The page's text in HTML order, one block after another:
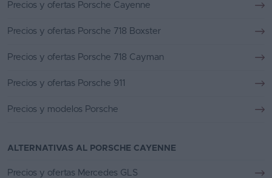
Precios y ofertas Porsche Cayenne
Precios y ofertas Porsche 718 Boxster
Precios y ofertas Porsche 718 Cayman
Precios y ofertas Porsche 911
Precios y modelos Porsche
ALTERNATIVAS AL PORSCHE CAYENNE
Precios y ofertas Mercedes GLS